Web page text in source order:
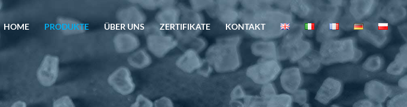
HOME PRODUKTE ÜBER UNS ZERTIFIKATE KONTAKT